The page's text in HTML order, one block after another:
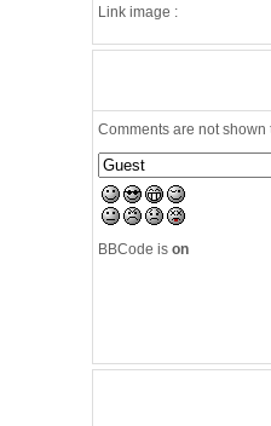
Link image :
Comments are not
BBCode is on